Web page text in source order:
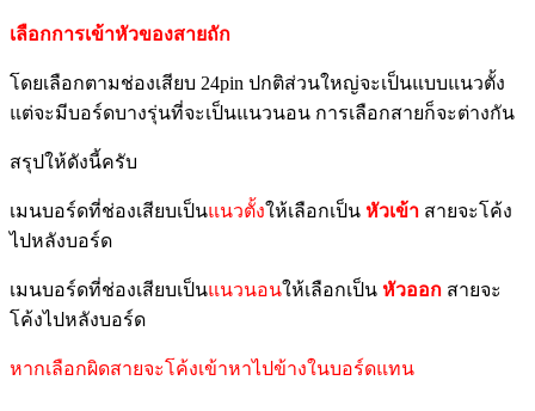
เลือกการเข้าหัวของสายถัก
โดยเลือกตามช่องเสียบ 24pin ปกติส่วนใหญ่จะเป็นแบบแนวตั้ง
แต่จะมีบอร์ดบางรุ่นที่จะเป็นแนวนอน การเลือกสายก็จะต่างกัน
สรุปให้ดังนี้ครับ
เมนบอร์ดที่ช่องเสียบเป็นแนวตั้งให้เลือกเป็น หัวเข้า สายจะโค้ง
ไปหลังบอร์ด
เมนบอร์ดที่ช่องเสียบเป็นแนวนอนให้เลือกเป็น หัวออก สายจะ
โค้งไปหลังบอร์ด
หากเลือกผิดสายจะโค้งเข้าหาไปข้างในบอร์ดแทน